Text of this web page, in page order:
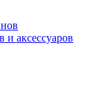
и аксессуаров